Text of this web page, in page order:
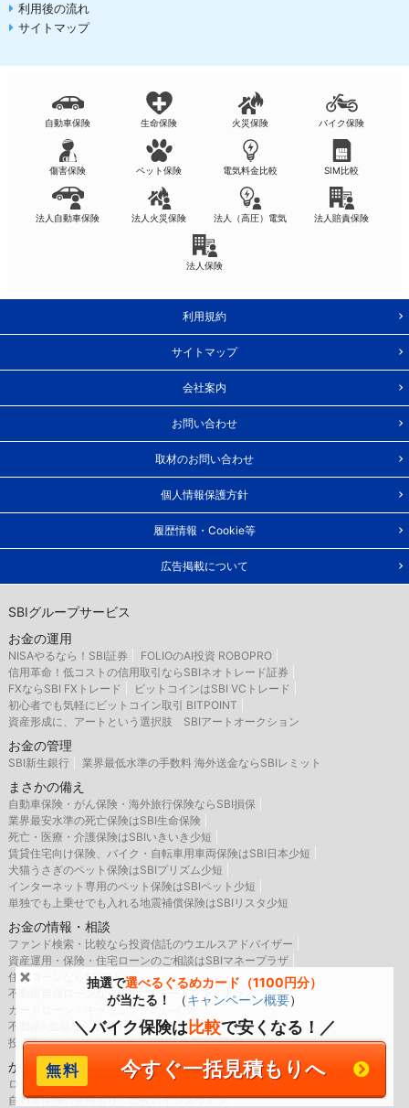
利用後の流れ
サイトマップ
自動車保険 生命保険 火災保険 バイク保険
傷害保険 ペット保険 電気料金比較 SIM比較
法人自動車保険 法人火災保険 法人（高圧）電気 法人賠責保険
法人保険
利用規約
サイトマップ
会社案内
お問い合わせ
取材のお問い合わせ
個人情報保護方針
履歴情報・Cookie等
広告掲載について
SBIグループサービス
お金の運用
NISAやるなら！SBI証券
FOLIOのAI投資 ROBOPRO
信用革命！低コストの信用取引ならSBIネオトレード証券
FXならSBI FXトレード
ビットコインはSBI VCトレード
初心者でも気軽にビットコイン取引 BITPOINT
資産形成に、アートという選択肢 SBIアートオークション
お金の管理
SBI新生銀行 業界最低水準の手数料 海外送金ならSBIレミット
まさかの備え
自動車保険・がん保険・海外旅行保険ならSBI損保
業界最安水準の死亡保険はSBI生命保険
死亡・医療・介護保険はSBIいきいき少短
賃貸住宅向け保険、バイク・自転車用車両保険はSBI日本少短
犬猫うさぎのペット保険はSBIプリズム少短
インターネット専用のペット保険はSBIペット少短
単独でも上乗せでも入れる地震補償保険はSBIリスタ少短
お金の情報・相談
ファンド検索・比較なら投資信託のウエルスアドバイザー
資産運用・保険・住宅ローンのご相談はSBIマネープラザ
住宅ローンならSBIアルヒ
不動産担保ローンならSBIエステートファイナンス
カードローン・キャッシングのレイク
不動産×金融なら新生インベストメント＆ファイナンス
投資用マンションローンならSBI新生アセットファイナンス
かしこく利用
ローンの検索・比較・申込みならイー・ローン
自動車保険の見積もり・比較のインズウェブ
抽選で選べるぐるめカード（1100円分）
が当たる！
（キャンペーン概要）
＼バイク保険は比較で安くなる！／
今すぐ一括見積もりへ